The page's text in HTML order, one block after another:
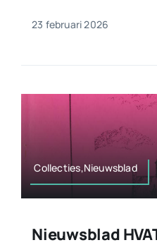
23 februari 2026
Collecties,Nieuwsblad
Nieuwsblad